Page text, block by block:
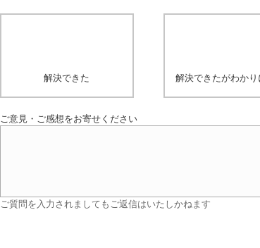
解決できた 解決できたがわか
ご意見・ご感想をお寄せください
ご質問を入力されましてもご返信はいたしかねます